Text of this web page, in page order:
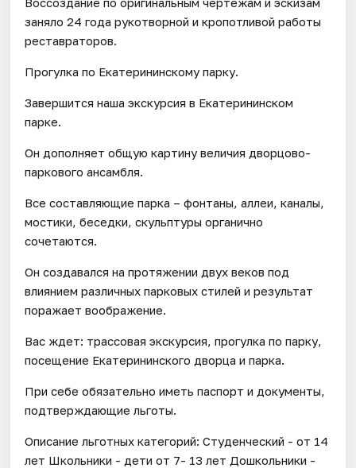
заняло 24 года рукотворной и кропотливой работы
реставраторов.
Прогулка по Екатерининскому парку.
Завершится наша экскурсия в Екатерининском
парке.
Он дополняет общую картину величия дворцово-
паркового ансамбля.
Все составляющие парка – фонтаны, аллеи, каналы,
мостики, беседки, скульптуры органично
сочетаются.
Он создавался на протяжении двух веков под
влиянием различных парковых стилей и результат
поражает воображение.
Вас ждет: трассовая экскурсия, прогулка по парку,
посещение Екатерининского дворца и парка.
При себе обязательно иметь паспорт и документы,
подтверждающие льготы.
Описание льготных категорий: Студенческий - от 14
лет Школьники - дети от 7- 13 лет Дошкольники -